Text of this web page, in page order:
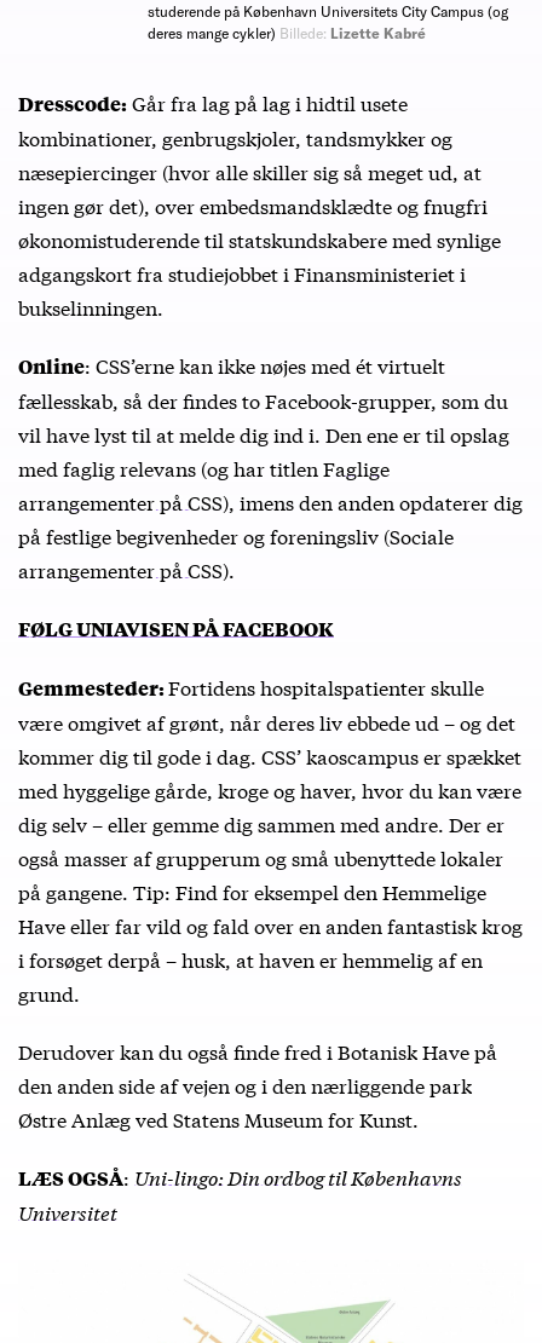
studerende på København Universitets City Campus (og
deres mange cykler) Billede: Lizette Kabré
Dresscode:Går fra lag på lag i hidtil usete
kombinationer, genbrugskjoler, tandsmykker og
næsepiercinger (hvor alle skiller sig så meget ud, at
ingen gør det), over embedsmandsklædte og fnugfri
økonomistuderende til statskundskabere med synlige
adgangskort fra studiejobbet i Finansministeriet i
bukselinningen.
Online: CSS’erne kan ikke nøjes med ét virtuelt
fællesskab, så der findes to Facebook-grupper, som du
vil have lyst til at melde dig ind i. Den ene er til opslag
med faglig relevans (og har titlen Faglige
arrangementer på CSS), imens den anden opdaterer dig
på festlige begivenheder og foreningsliv (Sociale
arrangementer på CSS).
FØLG UNIAVISEN PÅ FACEBOOK
Gemmesteder:Fortidens hospitalspatienter skulle
være omgivet af grønt, når deres liv ebbede ud – og det
kommer dig til gode i dag. CSS’ kaoscampus er spækket
med hyggelige gårde, kroge og haver, hvor du kan være
dig selv – eller gemme dig sammen med andre. Der er
også masser af grupperum og små ubenyttede lokaler
på gangene. Tip: Find for eksempel den Hemmelige
Have eller far vild og fald over en anden fantastisk krog
i forsøget derpå – husk, at haven er hemmelig af en
grund.
Derudover kan du også finde fred i Botanisk Have på
den anden side af vejen og i den nærliggende park
Østre Anlæg ved Statens Museum for Kunst.
LÆS OGSÅ: Uni-lingo: Din ordbog til Københavns
Universitet